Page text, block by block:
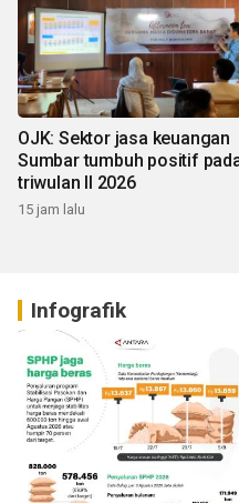
OJK: Sektor jasa keuangan
Sumbar tumbuh positif
triwulan II 2026
15 jam lalu
Infografik